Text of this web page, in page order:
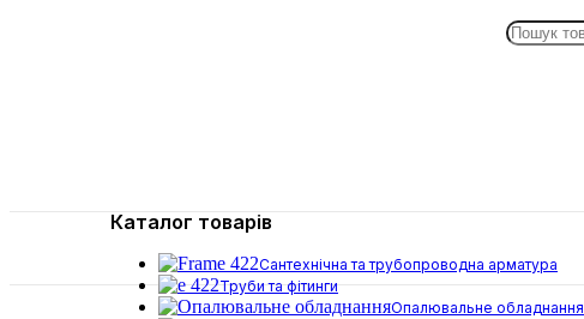
Каталог товарів
Сантехнічна та трубопроводна арматура
Труби та фітинги
Опалювальне обладнання